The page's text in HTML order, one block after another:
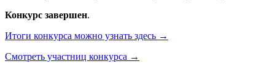
Конкурс завершен.
Итоги конкурса можно узнать здесь →
Смотреть участниц конкурса →